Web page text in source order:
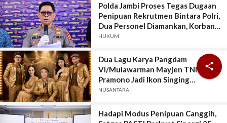

Polda Jambi Proses Tegas Dugaan
Penipuan Rekrutmen Bintara Polri,
Dua Personel Diamankan, Korban
Dari Rakyat Biasa Hingga Perwira,
HUKUM
Dua Lagu Karya Pangdam
VI/Mulawarman Mayjen TNI Krido
Pramono Jadi Ikon Singing
Competition HUT Ke-81 RI
NUSANTARA
Hadapi Modus Penipuan Canggih,